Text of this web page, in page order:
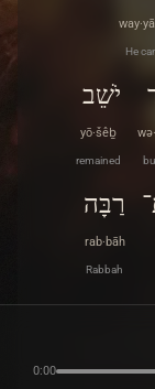
He
יֹשֵׁב
yō·šêḇ
remained
רַבָּה
rab·bāh
Rabbah
0:00